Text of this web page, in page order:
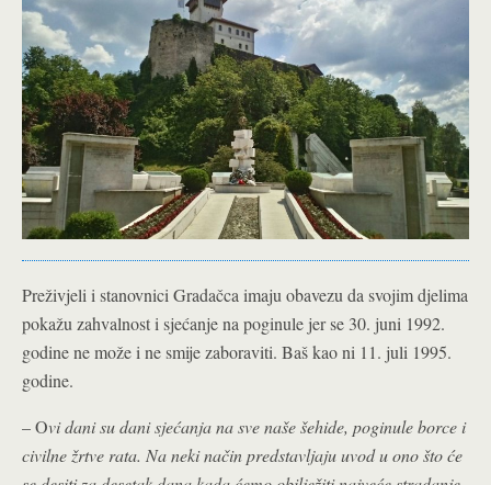
Preživjeli i stanovnici Gradačca imaju obavezu da svojim djelima
pokažu zahvalnost i sjećanje na poginule jer se 30. juni 1992.
godine ne može i ne smije zaboraviti. Baš kao ni 11. juli 1995.
godine.
– Ovi dani su dani sjećanja na sve naše šehide, poginule borce i
civilne žrtve rata. Na neki način predstavljaju uvod u ono što će